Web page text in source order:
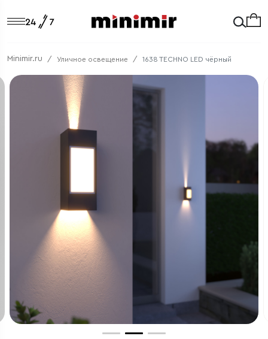
Minimir.ru Уличное освещение 1638 TECHNO LED чёрный